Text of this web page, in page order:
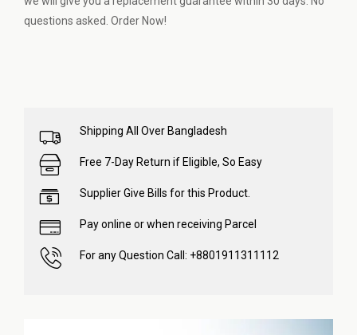
questions asked. Order Now!
Shipping All Over Bangladesh
Free 7-Day Return if Eligible, So Easy
Supplier Give Bills for this Product.
Pay online or when receiving Parcel
For any Question Call: +8801911311112